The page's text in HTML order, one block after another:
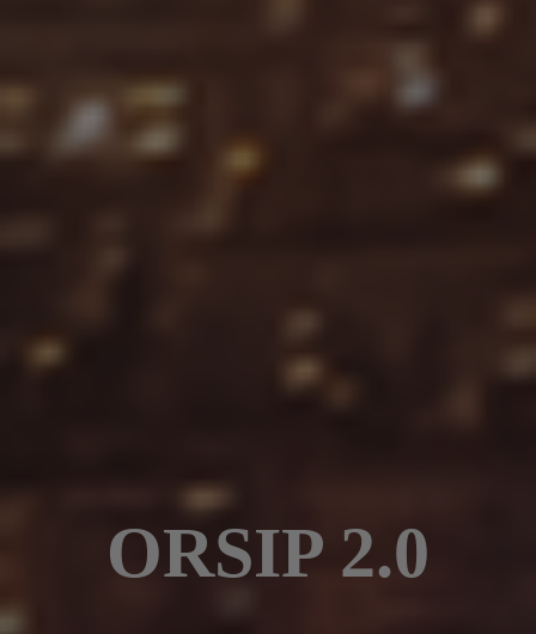
ORSIP 2.0